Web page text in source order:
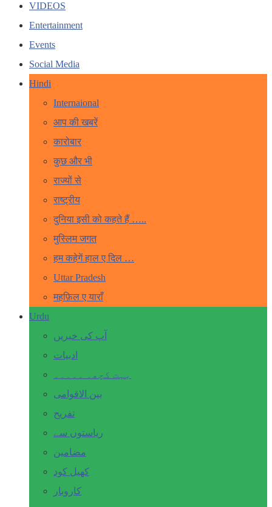
VIDEOS
Entertainment
Events
Social Media
Hindi
Internaional
आप की खबरें
कारोबार
कुछ और भी
राज्यों से
राष्ट्रीय
दुनिया इसी को कहते हैं …..
मुस्लिम जगत
हम कहेगें हाल ए दिल …
Uttar Pradesh
महफ़िल ए याराँ
Urdu
آپ کی خبریں
ادبیات
بہت کچھ۔ ۔۔۔۔۔
بین الاقوامی
تفریح
ریاستوں سے
مضامین
کھیل کود
کاروبار